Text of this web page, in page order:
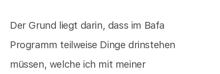
Der Grund liegt darin, dass im Bafa
Programm teilweise Dinge drinstehen
müssen, welche ich mit meiner